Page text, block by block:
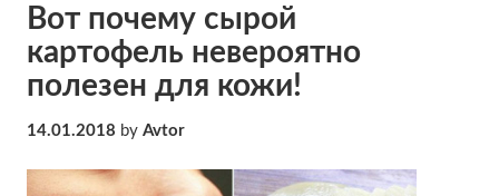
Вот почему сырой
картофель невероятно
полезен для кожи!
14.01.2018 by Avtor